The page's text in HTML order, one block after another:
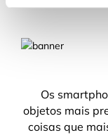
Os
objetos mais
coisas que